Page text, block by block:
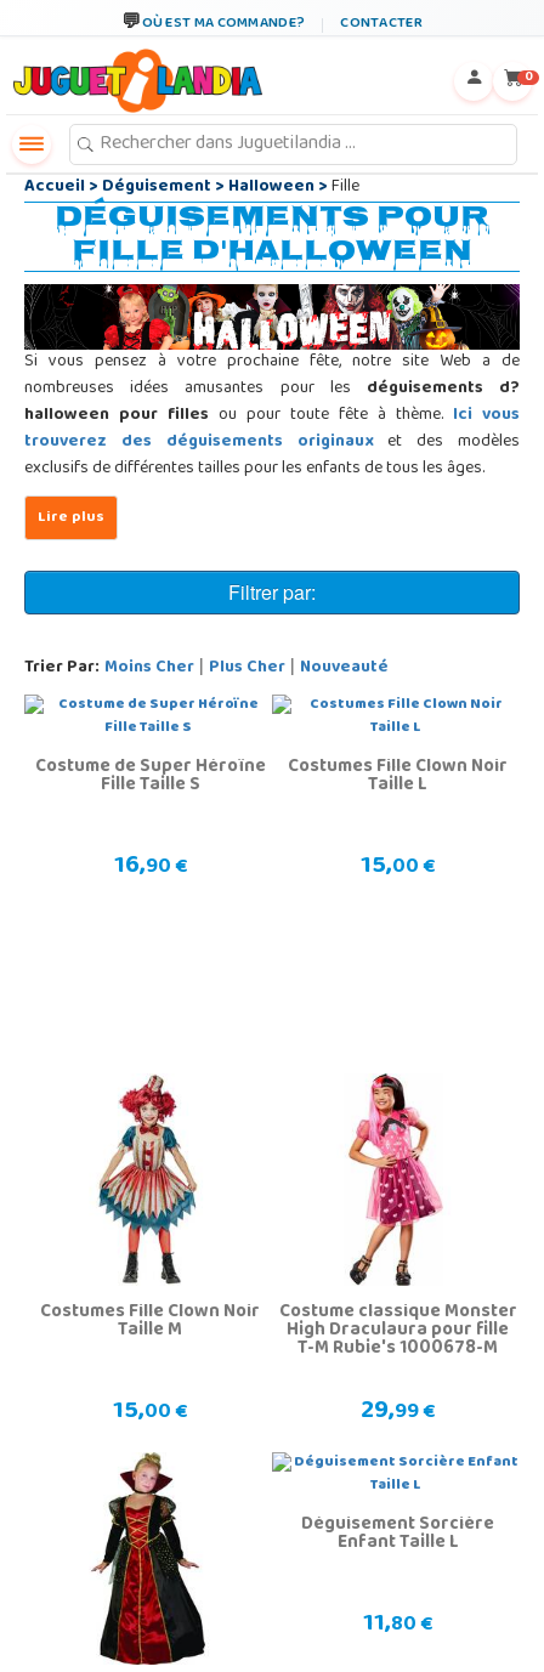
OÙ EST MA COMMANDE? CONTACTER
0
Accueil>Déguisement>Halloween>Fille
Déguisements pour
fille d'Halloween
Si vous pensez à votre prochaine fête, notre site Web a de
nombreuses idées amusantes pour les déguisements d?
halloween pour filles ou pour toute fête à thème. Ici vous
trouverez des déguisements originauxet des modèles
exclusifs de différentes tailles pour les enfants de tous les âges.
Filtrer par:
Trier Par: Moins Cher | Plus Cher | Nouveauté
Costume de Super Héroïne
Fille Taille S
16,90 €
Costumes Fille Clown Noir
Taille L
15,00 €
Costumes Fille Clown Noir
Taille M
15,00 €
Costume classique Monster
High Draculaura pour fille
T-M Rubie's 1000678-M
29,99 €
Déguisement Sorcière
Enfant Taille L
11,80 €